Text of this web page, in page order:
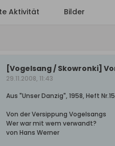
Aktivität Bilder
[Vogelsang / Skowronki]
29.11.2008, 11:43
Aus "Unser Danzig", 1958, Heft
Von der Versippung Vogelsangs
Wer war mit wem verwandt?
von Hans Werner